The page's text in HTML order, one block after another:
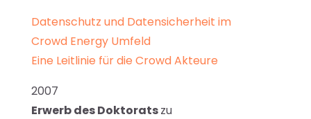
Datenschutz und Datensicherheit im
Crowd Energy Umfeld
Eine Leitlinie für die Crowd Akteure
2007
Erwerb des Doktoratszu